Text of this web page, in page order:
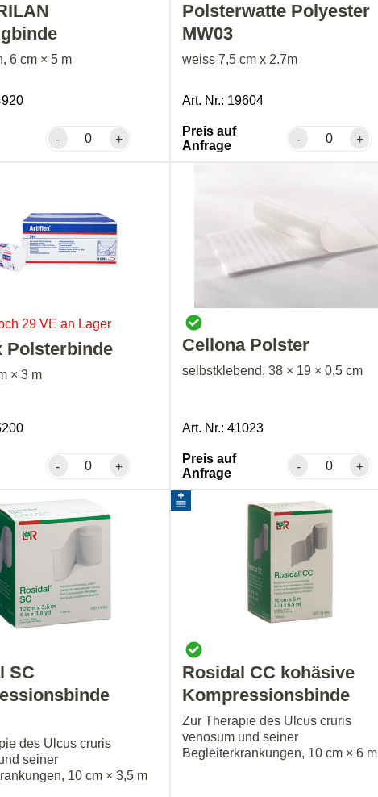
6 cm × 5 m
- +
Polsterwatte Polyester
MW03
weiss 7,5 cm x 2.7m
Art. Nr.: 19604
Preis auf
Anfrage
- +
29 VE an Lager
Polsterbinde
× 3 m
- +
Cellona Polster
selbstklebend, 38 × 19 × 0,5 cm
Art. Nr.: 41023
Preis auf
Anfrage
- +
SC
des Ulcus cruris
seiner
10 cm × 3,5 m
Rosidal CC kohäsive
Kompressionsbinde
Zur Therapie des Ulcus cruris
venosum und seiner
Begleiterkrankungen, 10 cm × 6 m